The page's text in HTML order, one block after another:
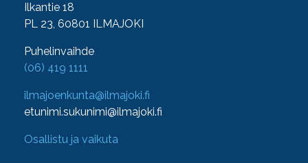
Ilkantie 18
PL 23, 60801 ILMAJOKI
Puhelinvaihde
(06) 419 1111
ilmajoenkunta@ilmajoki.fi
etunimi.sukunimi@ilmajoki.fi
Osallistu ja vaikuta